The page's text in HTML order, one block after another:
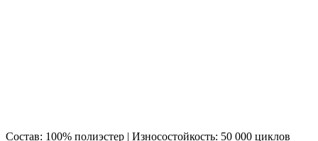
Состав: 100% полиэстер | Износостойкость: 50 000 циклов